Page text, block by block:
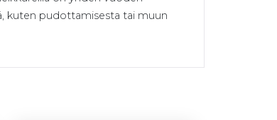
kuten pudottamisesta tai muun